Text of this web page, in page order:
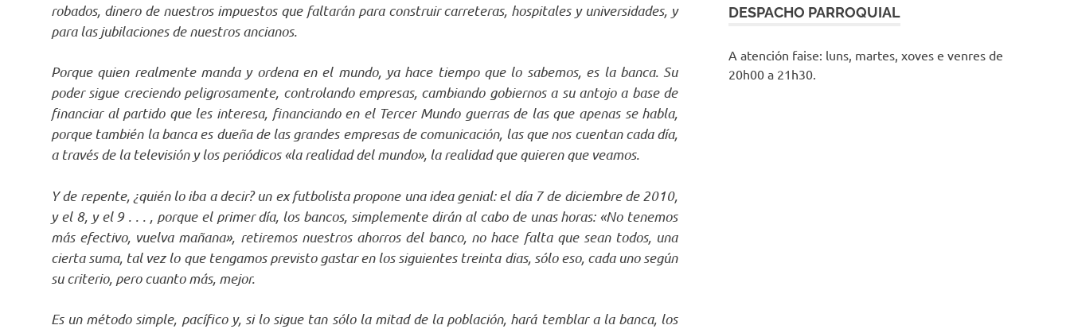
robados, dinero de nuestros impuestos que faltarán para construir carreteras, hospitales y universidades, y
para las jubilaciones de nuestros ancianos.
Porque quien realmente manda y ordena en el mundo, ya hace tiempo que lo sabemos, es la banca. Su
poder sigue creciendo peligrosamente, controlando empresas, cambiando gobiernos a su antojo a base de
financiar al partido que les interesa, financiando en el Tercer Mundo guerras de las que apenas se habla,
porque también la banca es dueña de las grandes empresas de comunicación, las que nos cuentan cada día,
a través de la televisión y los periódicos «la realidad del mundo», la realidad que quieren que veamos.
Y de repente, ¿quién lo iba a decir? un ex futbolista propone una idea genial: el día 7 de diciembre de 2010,
y el 8, y el 9 . . . , porque el primer día, los bancos, simplemente dirán al cabo de unas horas: «No tenemos
más efectivo, vuelva mañana», retiremos nuestros ahorros del banco, no hace falta que sean todos, una
cierta suma, tal vez lo que tengamos previsto gastar en los siguientes treinta dias, sólo eso, cada uno según
su criterio, pero cuanto más, mejor.
Es un método simple, pacífico y, si lo sigue tan sólo la mitad de la población, hará temblar a la banca, los
DESPACHO PARROQUIAL
A atención faise: luns, martes, xoves e venres de
20h00 a 21h30.